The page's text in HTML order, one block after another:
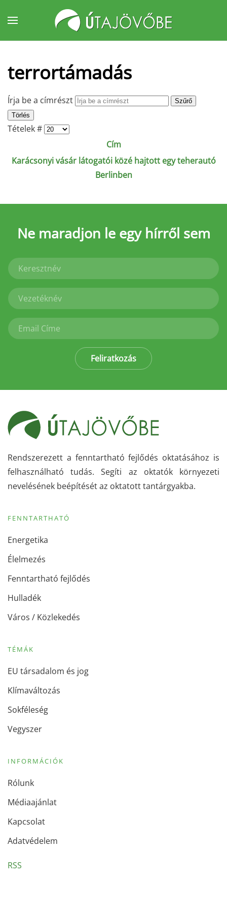
Fő tartalom átugrása
terrortámadás
Írja be a címrészt
Szűrő
Törlés
Tételek #
Cím
Karácsonyi vásár látogatói közé hajtott egy teherautó
Berlinben
Ne maradjon le egy hírről sem
Feliratkozás
Rendszerezett a fenntartható fejlődés oktatásához is
felhasználható tudás. Segíti az oktatók környezeti
nevelésének beépítését az oktatott tantárgyakba.
FENNTARTHATÓ
Energetika
Élelmezés
Fenntartható fejlődés
Hulladék
Város / Közlekedés
TÉMÁK
EU társadalom és jog
Klímaváltozás
Sokféleség
Vegyszer
INFORMÁCIÓK
Rólunk
Médiaajánlat
Kapcsolat
Adatvédelem
RSS